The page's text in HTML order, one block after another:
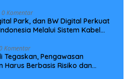
0 Komentar
Park, dan BW Digital Perkuat
Melalui Sistem Kabel
Komentar
Tegaskan, Pengawasan
Harus Berbasis Risiko dan